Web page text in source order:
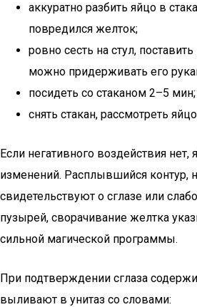
аккуратно разбить яйцо в
повредился желток;
ровно сесть на стул,
можно придерживать его
посидеть со стаканом 2–5 мин;
снять стакан, рассмотреть
Если негативного воздействия нет,
изменений. Расплывшийся контур,
свидетельствуют о сглазе или
пузырей, сворачивание желтка
сильной магической программы.
При подтверждении сглаза
выливают в унитаз со словами: